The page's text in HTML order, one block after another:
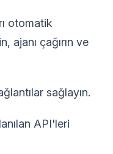
otomatik
ajanı çağırın ve
sağlayın.
API'leri